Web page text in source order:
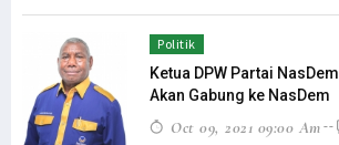
Politik
Ketua DPW Partai
Akan Gabung ke NasDem
Oct 09, 2021 09:00 Am